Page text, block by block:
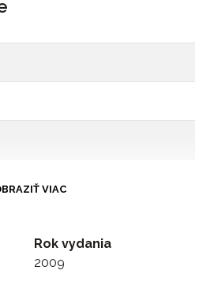
3:58
VIAC
Rok vydania
2009